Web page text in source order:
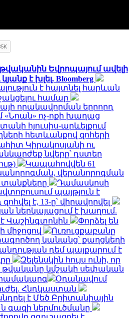
թվականին Եվրոպայում ավելի
է խլել. Bloomberg
է հայտնել հարևան
համար
որակավորման երրորդ
«Նոան» ոչ-ոքի խաղաց
հյուսիս-արևելքում
հետևանքով զոհերի
Կիրակոսյանի ու
նվերը՝ դստեր
Կապահովվեն 61
վերանորոգման
Դամասկոսի
պայթյուն է
է, 13-ը՝ վիրավորվել
ներկայացում է խաղում.
Վաշինգտոնին
Փորձել են
միջոցով
Ուռուցքաբանը
կանանց՝ քաղցկեղի
դեմ պայքարում է
Զելենսկին հույս ունի, որ
թվականը կմշակի սեփական
համակարգ
Օդանավում
Հնդկաստան
է Մեծ Բրիտանիային
գազի ներմուծմանը